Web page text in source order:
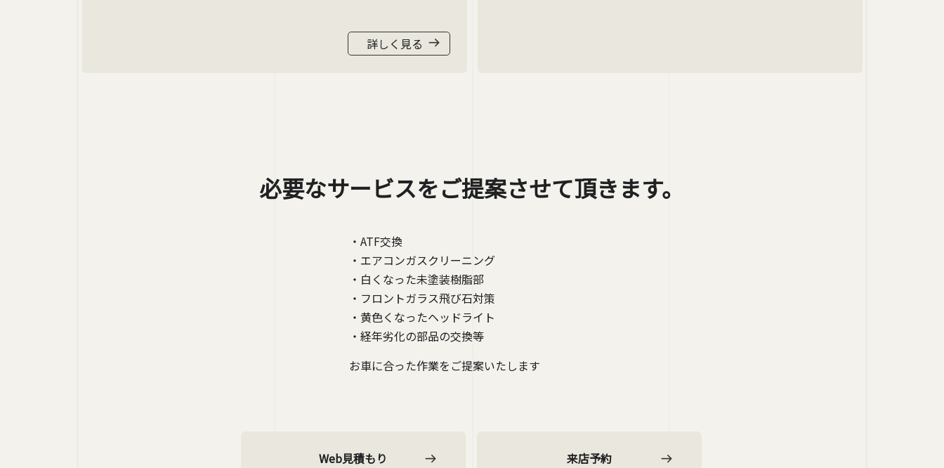
詳しく見る
必要なサービスをご提案させて頂きます。
・ATF交換
・エアコンガスクリーニング
・白くなった未塗装樹脂部
・フロントガラス飛び石対策
・黄色くなったヘッドライト
・経年劣化の部品の交換等
お車に合った作業をご提案いたします
Web見積もり 来店予約